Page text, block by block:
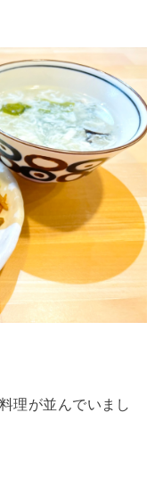
理が並んでいまし